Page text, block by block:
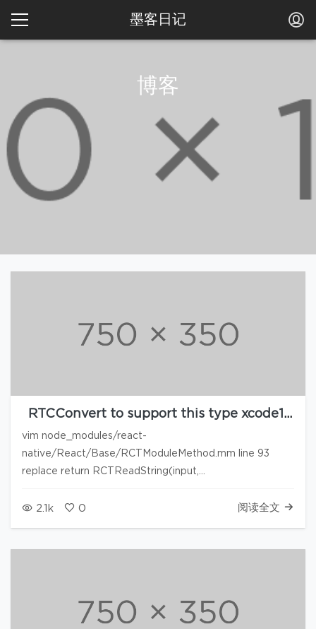
墨客日记
博客
RTCConvert to support this type xcode11
react native
vim node_modules/react-
native/React/Base/RCTModuleMethod.mm line 93
replace return RCTReadString(input,
2.1k 0 阅读全文